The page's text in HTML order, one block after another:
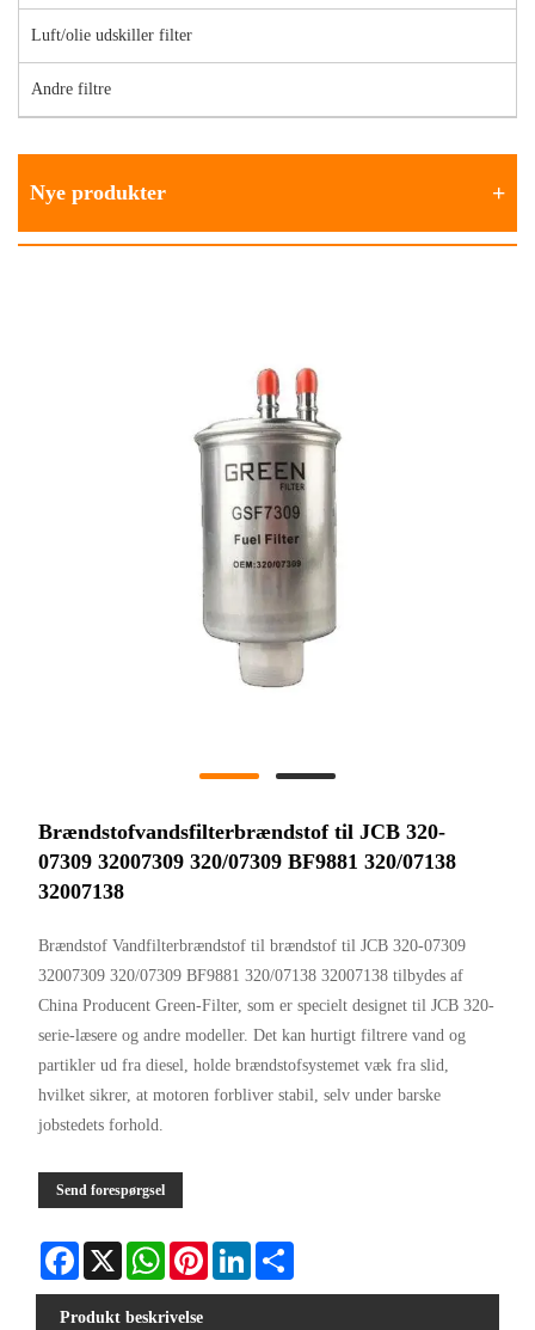
Luft/olie udskiller filter
Andre filtre
Nye produkter
Brændstofvandsfilterbrændstof til JCB 320-
07309 32007309 320/07309 BF9881 320/07138
32007138
Brændstof Vandfilterbrændstof til brændstof til JCB 320-07309
32007309 320/07309 BF9881 320/07138 32007138 tilbydes af
China Producent Green-Filter, som er specielt designet til JCB 320-
serie-læsere og andre modeller. Det kan hurtigt filtrere vand og
partikler ud fra diesel, holde brændstofsystemet væk fra slid,
hvilket sikrer, at motoren forbliver stabil, selv under barske
jobstedets forhold.
Send forespørgsel
Facebook
X WhatsAppPinterestLinkedIn
Produkt beskrivelse